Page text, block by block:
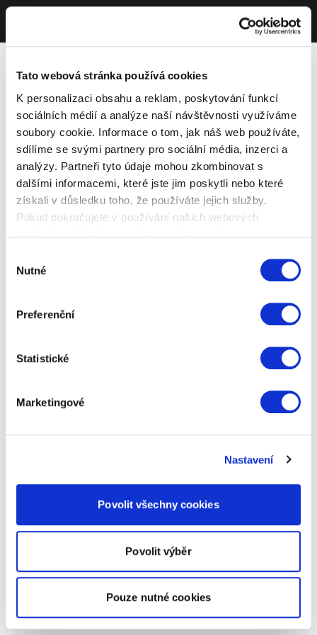
Tato webová stránka používá cookies
K personalizaci obsahu a reklam, poskytování funkcí
sociálních médií a analýze naší návštěvnosti využíváme
soubory cookie. Informace o tom, jak náš web používáte,
sdílíme se svými partnery pro sociální média, inzerci a
analýzy. Partneři tyto údaje mohou zkombinovat s
dalšími informacemi, které jste jim poskytli nebo které
získali v důsledku toho, že používáte jejich služby.
Pokud pokračujete v používání našich webových
souhlasu
Nutné
Preferenční
Statistické
Marketingové
Nastavení
Povolit všechny cookies
Povolit výběr
Pouze nutné cookies